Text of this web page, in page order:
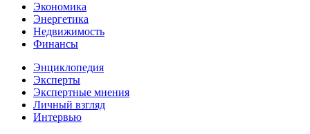
Экономика
Энергетика
Недвижимость
Финансы
Энциклопедия
Эксперты
Экспертные мнения
Личный взгляд
Интервью